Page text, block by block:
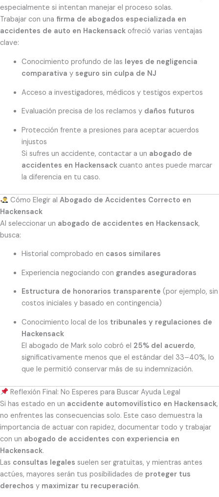
especialmente si intentan manejar el proceso solas.
Trabajar con una firma de abogados especializada en
accidentes de auto en Hackensack ofreció varias ventajas
clave:
Conocimiento profundo de las leyes de negligencia
comparativa y seguro sin culpa de NJ
Acceso a investigadores, médicos y testigos expertos
Evaluación precisa de los reclamos y daños futuros
Protección frente a presiones para aceptar acuerdos
injustos
Si sufres un accidente, contactar a un abogado de
accidentes en Hackensackcuanto antes puede marcar
la diferencia en tu caso.
Cómo Elegir al Abogado de Accidentes Correcto en
Hackensack
Al seleccionar un abogado de accidentes en Hackensack,
busca:
Historial comprobado en casos similares
Experiencia negociando con grandes aseguradoras
Estructura de honorarios transparente (por ejemplo, sin
costos iniciales y basado en contingencia)
Conocimiento local de los tribunales y regulaciones de
Hackensack
El abogado de Mark solo cobró el 25% del acuerdo,
significativamente menos que el estándar del 33–40%, lo
que le permitió conservar más de su indemnización.
Reflexión Final: No Esperes para Buscar Ayuda Legal
Si has estado en un accidente automovilístico en Hackensack,
no enfrentes las consecuencias solo. Este caso demuestra la
importancia de actuar con rapidez, documentar todo y trabajar
con un abogado de accidentes con experiencia en
Hackensack.
Las consultas legales suelen ser gratuitas, y mientras antes
actúes, mayores serán tus posibilidades de proteger tus
derechos y maximizar tu recuperación.